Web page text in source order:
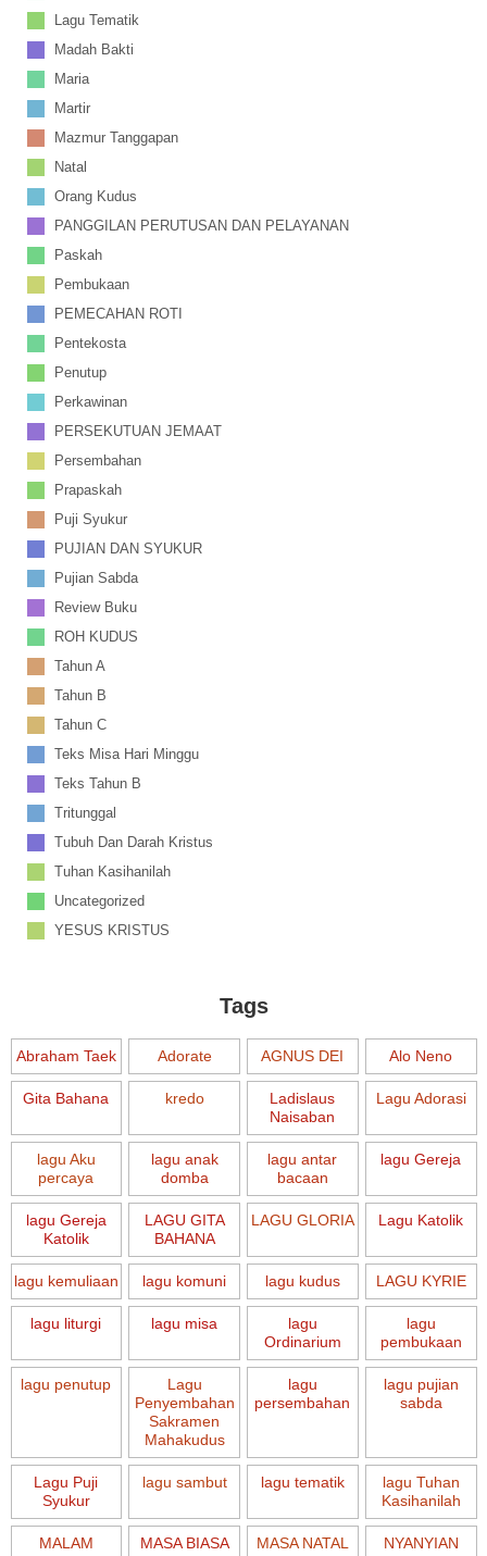
Lagu Tematik
Madah Bakti
Maria
Martir
Mazmur Tanggapan
Natal
Orang Kudus
PANGGILAN PERUTUSAN DAN PELAYANAN
Paskah
Pembukaan
PEMECAHAN ROTI
Pentekosta
Penutup
Perkawinan
PERSEKUTUAN JEMAAT
Persembahan
Prapaskah
Puji Syukur
PUJIAN DAN SYUKUR
Pujian Sabda
Review Buku
ROH KUDUS
Tahun A
Tahun B
Tahun C
Teks Misa Hari Minggu
Teks Tahun B
Tritunggal
Tubuh Dan Darah Kristus
Tuhan Kasihanilah
Uncategorized
YESUS KRISTUS
Tags
Abraham Taek Adorate AGNUS DEI Alo Neno
Gita Bahana kredo
Ladislaus
Naisaban
Lagu Adorasi
lagu Aku
percaya
lagu anak
domba
lagu antar
bacaan
lagu Gereja
lagu Gereja
Katolik
LAGU GITA
BAHANA
LAGU GLORIA Lagu Katolik
lagu kemuliaan lagu komuni lagu kudus LAGU KYRIE
lagu liturgi lagu misa
lagu
Ordinarium
lagu
pembukaan
lagu penutup
Lagu
Penyembahan
Sakramen
Mahakudus
lagu
persembahan
lagu pujian
sabda
Lagu Puji
Syukur
lagu sambut lagu tematik
lagu Tuhan
Kasihanilah
MALAM
MASA BIASA MASA NATAL
NYANYIAN